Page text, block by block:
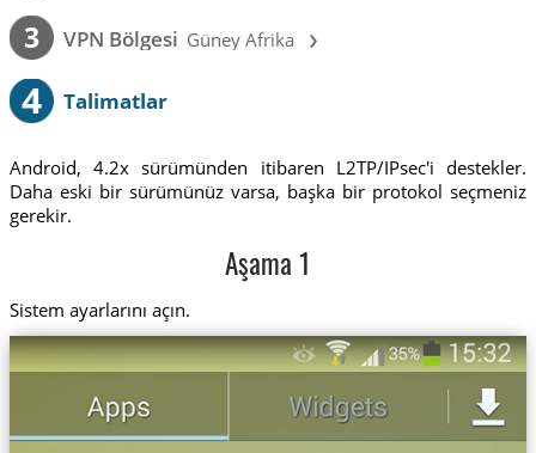
3 VPN Bölgesi Güney Afrika ›
4 Talimatlar
Android, 4.2x sürümünden itibaren L2TP/IPsec'i destekler.
Daha eski bir sürümünüz varsa, başka bir protokol seçmeniz
gerekir.
Aşama 1
Sistem ayarlarını açın.